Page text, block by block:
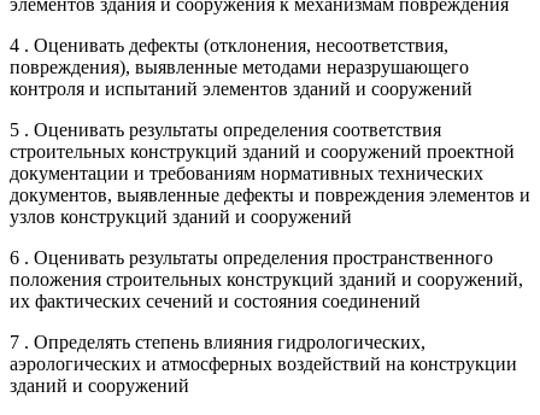
элементов здания и сооружения к механизмам повреждения
4 . Оценивать дефекты (отклонения, несоответствия,
повреждения), выявленные методами неразрушающего
контроля и испытаний элементов зданий и сооружений
5 . Оценивать результаты определения соответствия
строительных конструкций зданий и сооружений проектной
документации и требованиям нормативных технических
документов, выявленные дефекты и повреждения элементов и
узлов конструкций зданий и сооружений
6 . Оценивать результаты определения пространственного
положения строительных конструкций зданий и сооружений,
их фактических сечений и состояния соединений
7 . Определять степень влияния гидрологических,
аэрологических и атмосферных воздействий на конструкции
зданий и сооружений